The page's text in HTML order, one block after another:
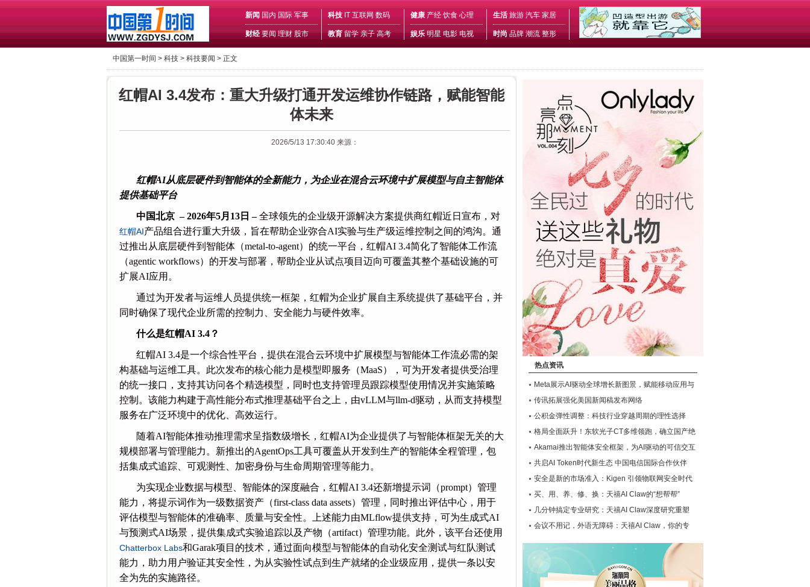
新闻 国内 国际 军事
财经 要闻 理财 股市
科技 IT 互联网 数码
教育 留学 亲子 高考
健康 产经 饮食 心理
娱乐 明星 电影 电视
生活 旅游 汽车 家居
时尚 品牌 潮流 整形
中国第一时间 > 科技 > 科技要闻 > 正文
红帽AI 3.4发布：重大升级打通开发运维协作链路，赋能智能
体未来
2026/5/13 17:30:40 来源：
红帽AI从底层硬件到智能体的全新能力，为企业在混合云环境中扩展模型与自主智能体
提供基础平台
中国北京 – 2026年5月 13 日 –全球领先的企业级开源解决方案提供商红帽近日宣布，对
红帽AI产品组合进行重大升级，旨在帮助企业弥合AI实验与生产级运维控制之间的鸿沟。通
过推出从底层硬件到智能体（metal-to-agent）的统一平台，红帽AI 3.4简化了智能体工作流
（agentic workflows）的开发与部署，帮助企业从试点项目迈向可覆盖其整个基础设施的可
扩展AI应用。
通过为开发者与运维人员提供统一框架，红帽为企业扩展自主系统提供了基础平台，并
同时确保了现代企业所需的控制力、安全能力与硬件效率。
什么是红帽AI 3.4？
红帽AI 3.4是一个综合性平台，提供在混合云环境中扩展模型与智能体工作流必需的架
构基础与运维工具。此次发布的核心能力是模型即服务（MaaS），可为开发者提供受治理
的统一接口，支持其访问各个精选模型，同时也支持管理员跟踪模型使用情况并实施策略
控制。该能力构建于高性能分布式推理基础平台之上，由vLLM与llm-d驱动，从而支持模型
服务在广泛环境中的优化、高效运行。
随着AI智能体推动推理需求呈指数级增长，红帽AI为企业提供了与智能体框架无关的大
规模部署与管理能力。新推出的AgentOps工具可覆盖从开发到生产的智能体全程管理，包
括集成式追踪、可观测性、加密身份与生命周期管理等能力。
为实现企业数据与模型、智能体的深度融合，红帽AI 3.4还新增提示词（prompt）管理
能力，将提示词作为一级数据资产（first-class data assets）管理，同时推出评估中心，用于
评估模型与智能体的准确率、质量与安全性。上述能力由MLflow提供支持，可为生成式AI
与预测式AI场景，提供集成式实验追踪以及产物（artifact）管理功能。此外，该平台还使用
Chatterbox Labs和Garak项目的技术，通过面向模型与智能体的自动化安全测试与红队测试
能力，助力用户验证其安全性，为从实验性试点到生产就绪的企业级应用，提供一条以安
全为先的实施路径。
热点资讯
Meta展示AI驱动全球增长新图景，赋能移动应用与
传讯拓展强化美国新闻稿发布网络
公积金弹性调整：科技行业穿越周期的理性选择
格局全面跃升！东软光子CT多维领跑，确立国产绝
Akamai推出智能体安全框架，为AI驱动的可信交互
共启AI Token时代新生态 中国电信国际合作伙伴
安全是新的市场准入：Kigen 引领物联网安全时代
买、用、养、修、换：天禧AI Claw的“想帮帮”
几分钟搞定专业研究：天禧AI Claw深度研究重塑
会议不用记，外语无障碍：天禧AI Claw，你的专